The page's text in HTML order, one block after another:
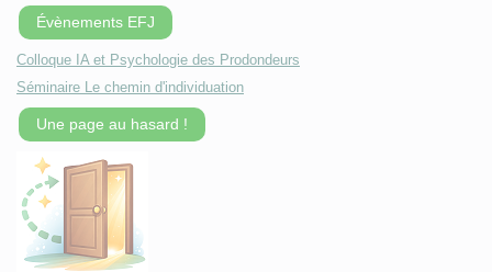
Évènements EFJ
Colloque IA et Psychologie des Prodondeurs
Séminaire Le chemin d'individuation
Une page au hasard !